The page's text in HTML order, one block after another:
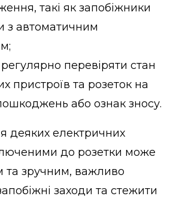
такі як запобіжники
з автоматичним
перевіряти стан
пристроїв та розеток на
або ознак зносу.
деяких електричних
до розетки може
та зручним, важливо
заходи та стежити